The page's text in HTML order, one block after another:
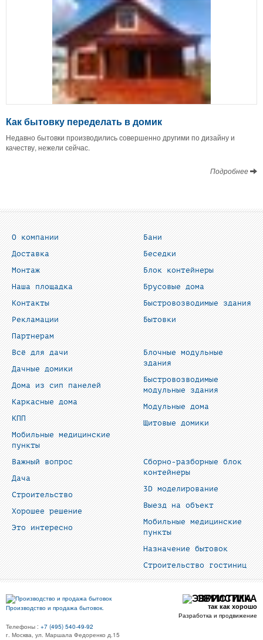
Как бытовку переделать в домик
Недавно бытовки производились совершенно другими по дизайну и
качеству, нежели сейчас.
Подробнее
О компании
Доставка
Монтаж
Наша площадка
Контакты
Рекламации
Партнерам
Бани
Беседки
Блок контейнеры
Брусовые дома
Быстровозводимые здания
Бытовки
Всё для дачи
Дачные домики
Дома из сип панелей
Каркасные дома
КПП
Мобильные медицинские
пункты
Блочные модульные
здания
Быстровозводимые
модульные здания
Модульные дома
Щитовые домики
Важный вопрос
Дача
Строительство
Хорошее решение
Это интересно
Сборно-разборные блок
контейнеры
3D моделирование
Выезд на объект
Мобильные медицинские
пункты
Назначение бытовок
Строительство гостиниц
Производство и продажа бытовок.
ЭВРИСТИКА
так как хорошо
Разработка и продвижение
Телефоны : +7 (495) 540-49-92
г. Москва, ул. Маршала Федоренко д.15